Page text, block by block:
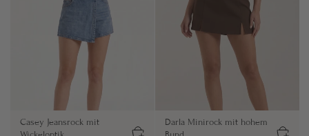
Casey Jeansrock mit
Darla Minirock mit hohem